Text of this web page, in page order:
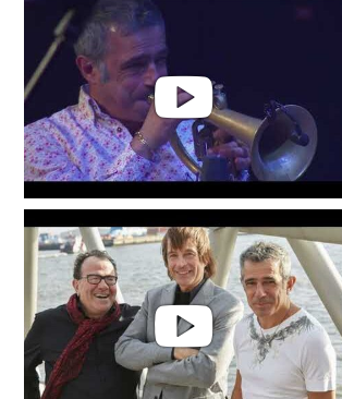
FULL CONCERT
Paolo Fresu & Lars Danielsson |
Live at Jazz Baltica 2018